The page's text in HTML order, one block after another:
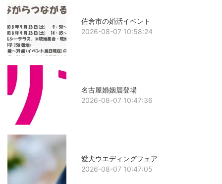
佐倉市の婚活イベント
2026-08-07 10:58:24
名古屋婚姻届登場
2026-08-07 10:47:36
愛犬ウエディングフェア
2026-08-07 10:47:05